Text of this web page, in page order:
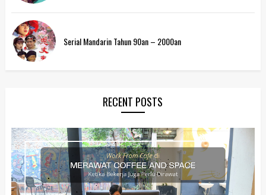
Serial Mandarin Tahun 90an – 2000an
RECENT POSTS